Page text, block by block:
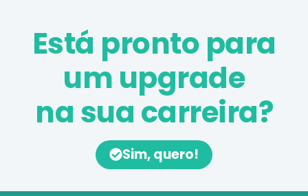
Está pronto para
um upgrade
na sua carreira?
Sim, quero!